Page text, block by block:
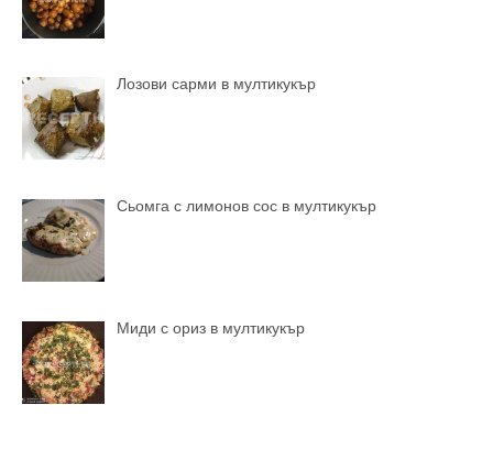
Лозови сарми в мултикукър
Сьомга с лимонов сос в мултикукър
Миди с ориз в мултикукър